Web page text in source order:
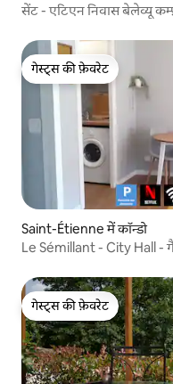
सेंट - एटिएन निवास बेलेव्यू
गेस्ट्स की फ़ेवरेट
गेस्ट्स की फ़ेवरेट
Saint-Étienne में कॉन्डो
Le Sémillant - City Hall -
गेस्ट्स की फ़ेवरेट
गेस्ट्स की फ़ेवरेट